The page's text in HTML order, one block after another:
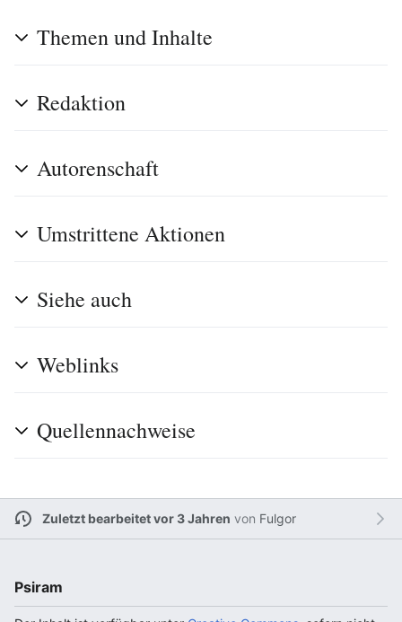
Themen und Inhalte
Redaktion
Autorenschaft
Umstrittene Aktionen
Siehe auch
Weblinks
Quellennachweise
Zuletzt bearbeitet vor 3 Jahren von Fulgor
Psiram